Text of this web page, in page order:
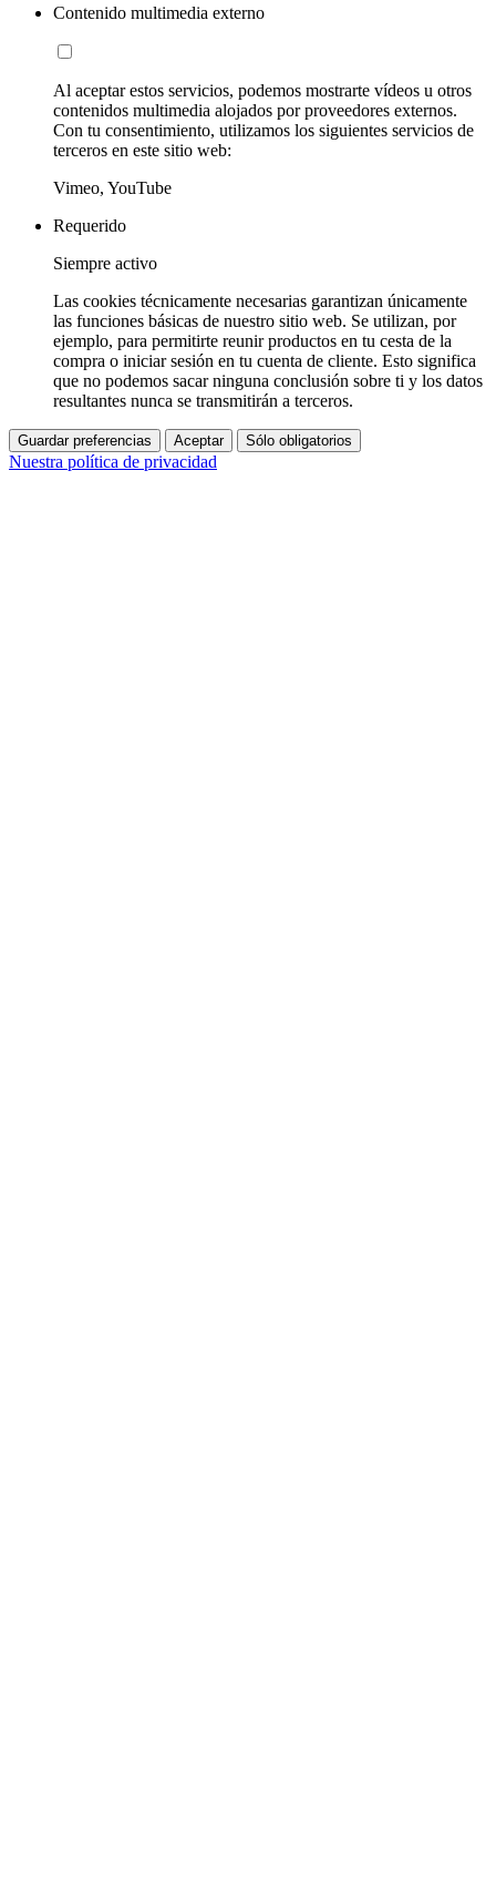
Contenido multimedia externo
Al aceptar estos servicios, podemos mostrarte vídeos u otros
contenidos multimedia alojados por proveedores externos.
Con tu consentimiento, utilizamos los siguientes servicios de
terceros en este sitio web:
Vimeo, YouTube
Requerido
Siempre activo
Las cookies técnicamente necesarias garantizan únicamente
las funciones básicas de nuestro sitio web. Se utilizan, por
ejemplo, para permitirte reunir productos en tu cesta de la
compra o iniciar sesión en tu cuenta de cliente. Esto significa
que no podemos sacar ninguna conclusión sobre ti y los datos
resultantes nunca se transmitirán a terceros.
Guardar preferencias Aceptar Sólo obligatorios
Nuestra política de privacidad